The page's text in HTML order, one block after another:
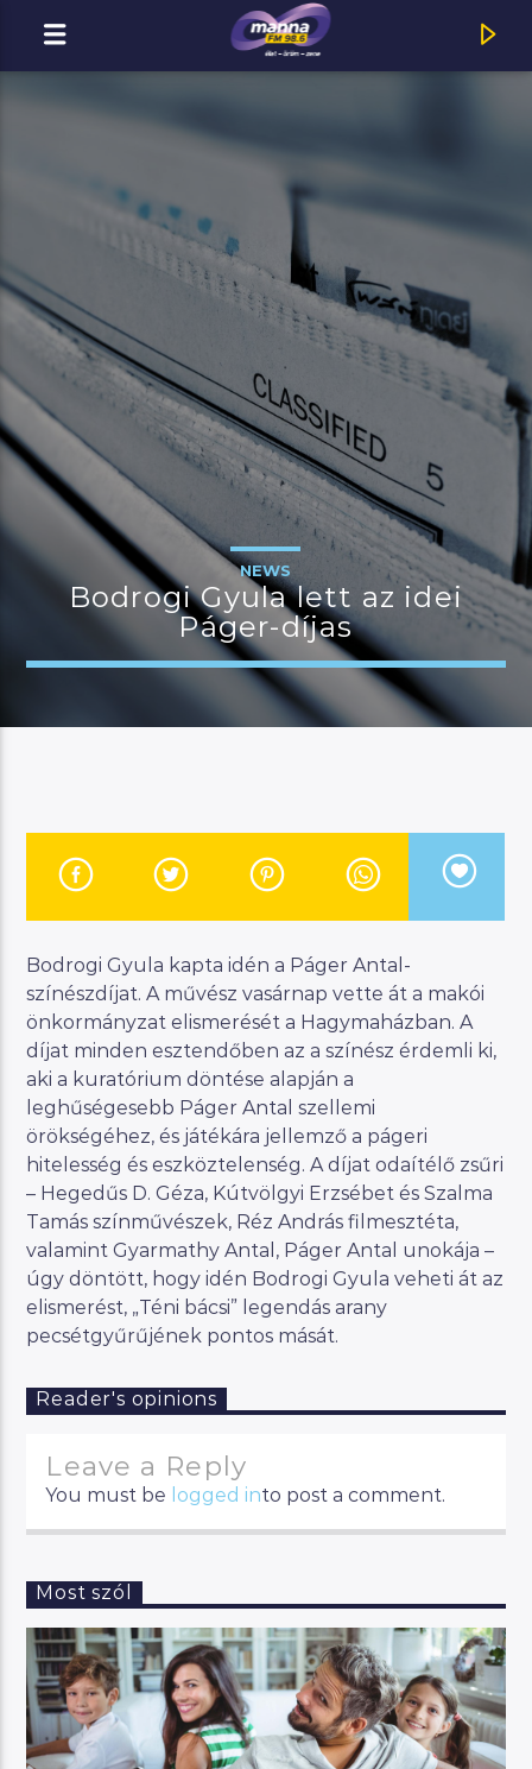
MOST ADÁSBAN
Title
Artist
JELENLEGI MŰSOR
KANAPÉ
Manna FM
NEWS
Bodrogi Gyula lett az idei
Páger-díjas
Bodrogi Gyula kapta idén a Páger Antal-
színészdíjat. A művész vasárnap vette át a makói
önkormányzat elismerését a Hagymaházban. A
díjat minden esztendőben az a színész érdemli ki,
aki a kuratórium döntése alapján a
leghűségesebb Páger Antal szellemi
örökségéhez, és játékára jellemző a págeri
hitelesség és eszköztelenség. A díjat odaítélő zsűri
– Hegedűs D. Géza, Kútvölgyi Erzsébet és Szalma
Tamás színművészek, Réz András filmesztéta,
valamint Gyarmathy Antal, Páger Antal unokája –
úgy döntött, hogy idén Bodrogi Gyula veheti át az
elismerést, „Téni bácsi” legendás arany
pecsétgyűrűjének pontos mását.
Reader's opinions
Leave a Reply
You must be logged into post a comment.
Most szól